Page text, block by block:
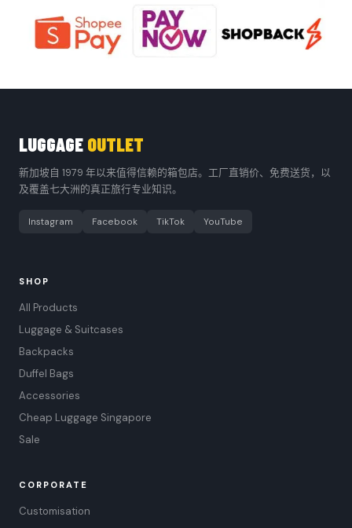
LUGGAGE OUTLET
新加坡自 1979 年以来值得信赖的箱包店。工厂直销价、免费送货，以
及覆盖七大洲的真正旅行专业知识。
Instagram Facebook TikTok YouTube
SHOP
All Products
Luggage & Suitcases
Backpacks
Duffel Bags
Accessories
Cheap Luggage Singapore
Sale
CORPORATE
Customisation